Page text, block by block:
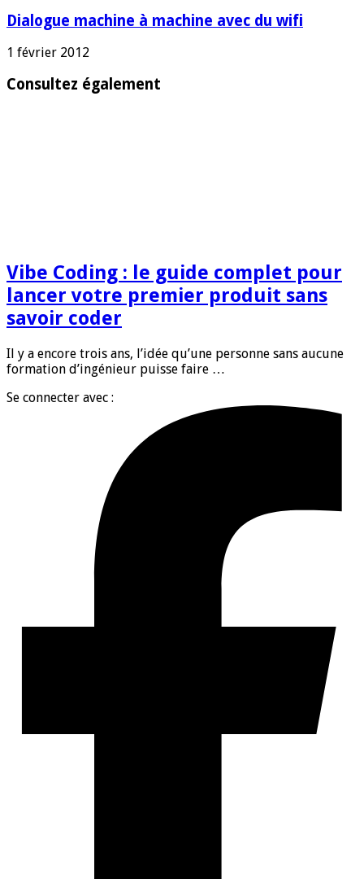
Dialogue machine à machine avec du wifi
1 février 2012
Consultez également
Vibe Coding : le guide complet pour
lancer votre premier produit sans
savoir coder
Il y a encore trois ans, l’idée qu’une personne sans aucune
formation d’ingénieur puisse faire …
Se connecter avec :